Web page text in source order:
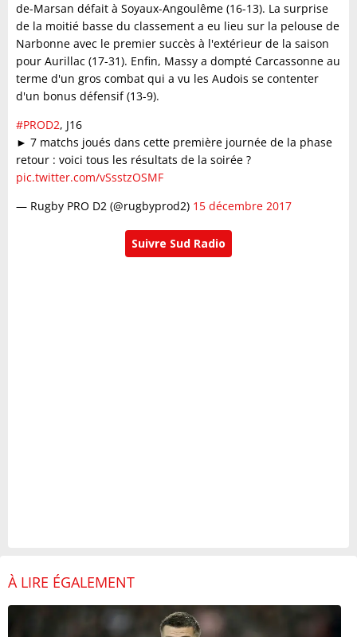
de-Marsan défait à Soyaux-Angoulême (16-13). La surprise
de la moitié basse du classement a eu lieu sur la pelouse de
Narbonne avec le premier succès à l'extérieur de la saison
pour Aurillac (17-31). Enfin, Massy a dompté Carcassonne au
terme d'un gros combat qui a vu les Audois se contenter
d'un bonus défensif (13-9).
#PROD2, J16
► 7 matchs joués dans cette première journée de la phase
retour : voici tous les résultats de la soirée ?
pic.twitter.com/vSsstzOSMF
— Rugby PRO D2 (@rugbyprod2) 15 décembre 2017
Suivre Sud Radio
À LIRE ÉGALEMENT